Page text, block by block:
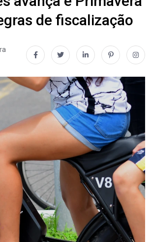
de fiscalização